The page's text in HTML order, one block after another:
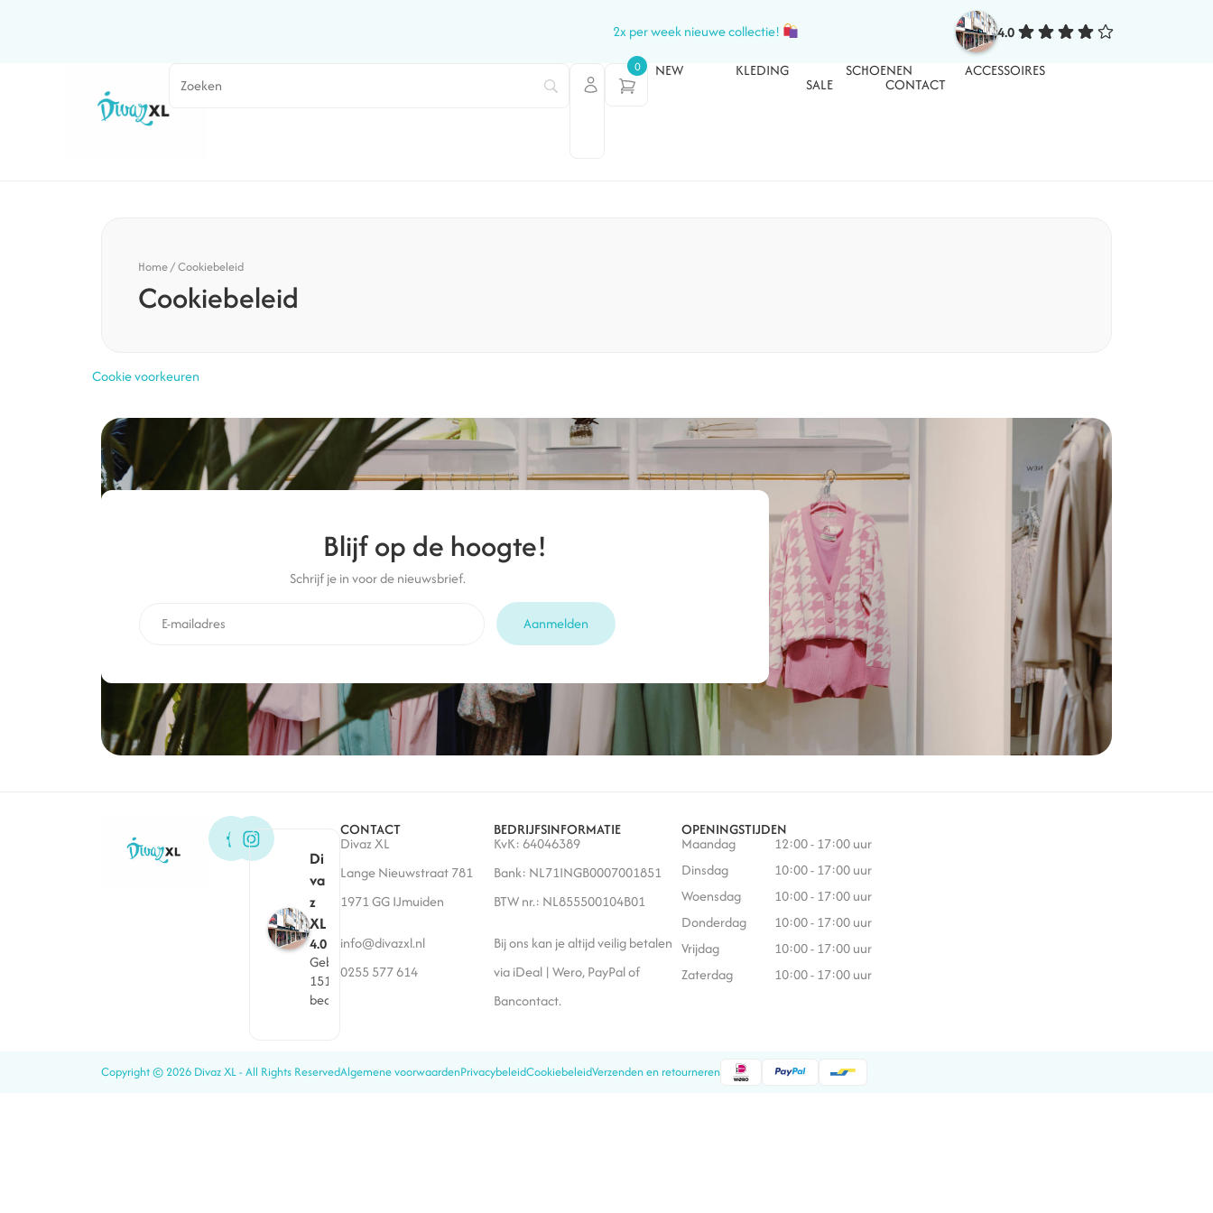
2x per week nieuwe collectie! 4.0
0 NEW KLEDING SCHOENEN ACCESSOIRES
SALE CONTACT
Home/Cookiebeleid
Cookiebeleid
Cookie voorkeuren
Blijf op de hoogte!
Schrijf je in voor de nieuwsbrief.
Aanmelden
Di
va
z
XL
4.0
Gebaseerd op
151
beoordelingen
CONTACT
Divaz XL
Lange Nieuwstraat 781
1971 GG IJmuiden
info@divazxl.nl
0255 577 614
BEDRIJFSINFORMATIE
KvK: 64046389
Bank: NL71INGB0007001851
BTW nr.: NL855500104B01
Bij ons kan je altijd veilig betalen
via iDeal | Wero, PayPal of
Bancontact.
OPENINGSTIJDEN
Maandag
12:00 - 17:00 uur
Dinsdag
10:00 - 17:00 uur
Woensdag
10:00 - 17:00 uur
Donderdag
10:00 - 17:00 uur
Vrijdag
10:00 - 17:00 uur
Zaterdag
10:00 - 17:00 uur
Copyright © 2026 Divaz XL - All Rights ReservedAlgemene voorwaardenPrivacybeleidCookiebeleidVerzenden en retourneren